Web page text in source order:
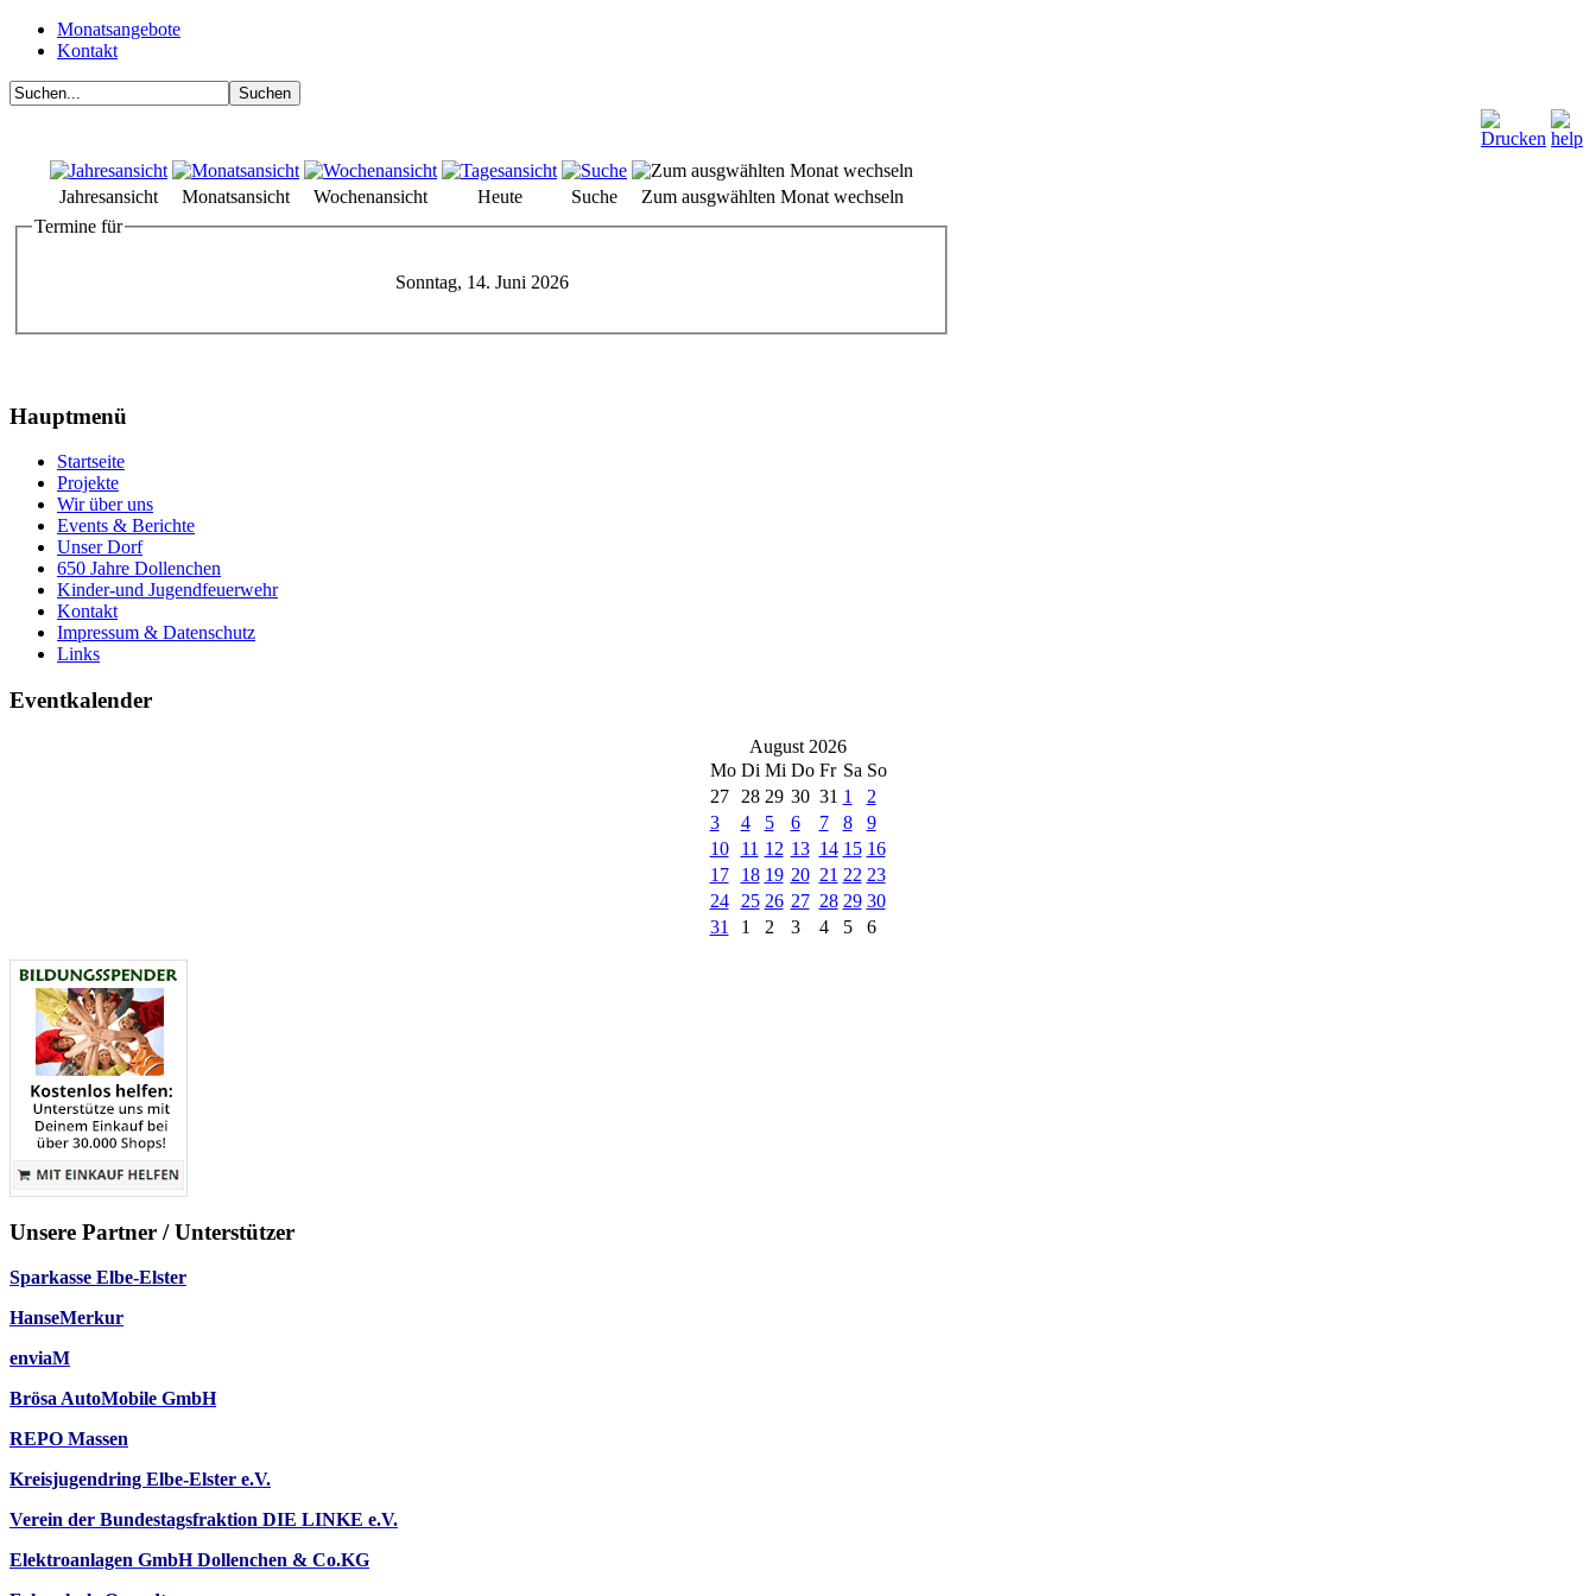
Monatsangebote
Kontakt
Jahresansicht Monatsansicht Wochenansicht Heute Suche
Zum ausgwählten Monat wechseln
Termine für
Sonntag, 14. Juni 2026
Hauptmenü
Startseite
Projekte
Wir über uns
Events & Berichte
Unser Dorf
650 Jahre Dollenchen
Kinder-und Jugendfeuerwehr
Kontakt
Impressum & Datenschutz
Links
Eventkalender
August 2026
Mo Di Mi Do Fr Sa So
27
28 29 30 31 1
2
3
4 5 6 7 8
9
10
11 12 13 14 15 16
17
18 19 20 21 22 23
24
25 26 27 28 29 30
31
1 2 3 4 5 6
Unsere Partner / Unterstützer
Sparkasse Elbe-Elster
HanseMerkur
enviaM
Brösa AutoMobile GmbH
REPO Massen
Kreisjugendring Elbe-Elster e.V.
Verein der Bundestagsfraktion DIE LINKE e.V.
Elektroanlagen GmbH Dollenchen & Co.KG